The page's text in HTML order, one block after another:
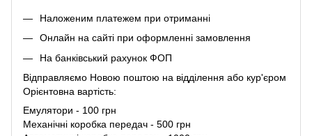
Наложеним платежем при отриманні
Онлайн на сайті при оформленні замовлення
На банківський рахунок ФОП
Відправляємо Новою поштою на відділення або кур'єром
Орієнтовна вартість:
Емулятори - 100 грн
Механічні коробка передач - 500 грн